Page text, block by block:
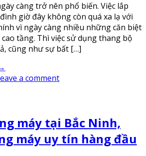
càng trở nên phổ biến. Việc lắp
giờ đây không còn quá xa lạ với
vì ngày càng nhiều những căn biệt
tầng. Thì việc sử dụng thang bộ
cũng như sự bất […]
a comment
máy tại Bắc Ninh,
máy uy tín hàng đầu